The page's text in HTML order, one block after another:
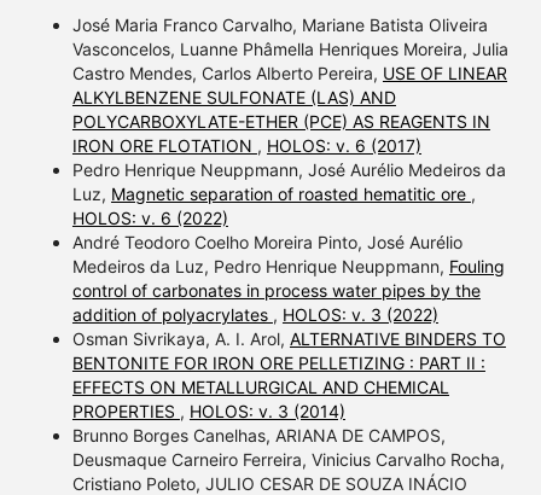
José Maria Franco Carvalho, Mariane Batista Oliveira
Vasconcelos, Luanne Phâmella Henriques Moreira, Julia
Castro Mendes, Carlos Alberto Pereira, USE OF LINEAR
ALKYLBENZENE SULFONATE (LAS) AND
POLYCARBOXYLATE-ETHER (PCE) AS REAGENTS IN
IRON ORE FLOTATION , HOLOS: v. 6 (2017)
Pedro Henrique Neuppmann, José Aurélio Medeiros da
Luz, Magnetic separation of roasted hematitic ore ,
HOLOS: v. 6 (2022)
André Teodoro Coelho Moreira Pinto, José Aurélio
Medeiros da Luz, Pedro Henrique Neuppmann, Fouling
control of carbonates in process water pipes by the
addition of polyacrylates , HOLOS: v. 3 (2022)
Osman Sivrikaya, A. I. Arol, ALTERNATIVE BINDERS TO
BENTONITE FOR IRON ORE PELLETIZING : PART II :
EFFECTS ON METALLURGICAL AND CHEMICAL
PROPERTIES , HOLOS: v. 3 (2014)
Brunno Borges Canelhas, ARIANA DE CAMPOS,
Deusmaque Carneiro Ferreira, Vinicius Carvalho Rocha,
Cristiano Poleto, JULIO CESAR DE SOUZA INÁCIO